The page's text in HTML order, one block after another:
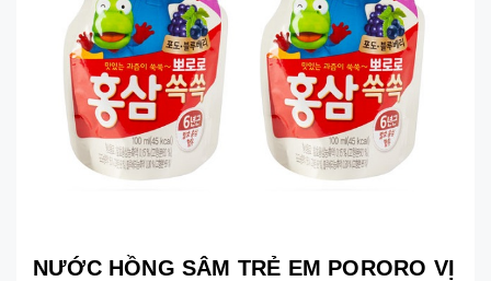
NƯỚC HỒNG SÂM TRẺ EM PORORO VỊ